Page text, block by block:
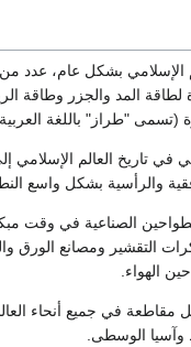
بشكل عام، عدد من
المد والجزر وطاقة
(تسمى "طراز" باللغة
في تاريخ العالم الإسلامي
والرأسية بشكل واسع
الصناعية في وقت
التقشير ومصانع الورق
الهواء.
في جميع أنحاء
وآسيا الوسطى.